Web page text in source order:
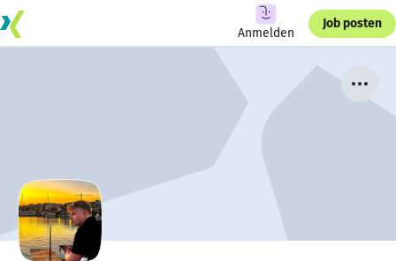
Anmelden
Job posten